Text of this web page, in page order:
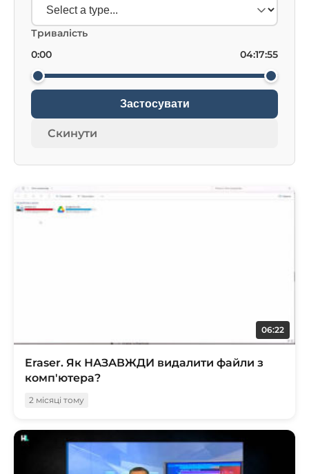
Тривалість
0:00
04:17:55
Застосувати
Скинути
06:22
Eraser. Як НАЗАВЖДИ видалити файли з
комп'ютера?
2 місяці тому